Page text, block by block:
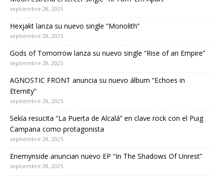
septiembre 28, 2025
Hexjakt lanza su nuevo single “Monolith”
septiembre 28, 2025
Gods of Tomorrow lanza su nuevo single “Rise of an Empire”
septiembre 28, 2025
AGNOSTIC FRONT anuncia su nuevo álbum “Echoes in
Eternity”
septiembre 28, 2025
Sekía resucita “La Puerta de Alcalá” en clave rock con el Puig
Campana como protagonista
septiembre 28, 2025
Enemynside anuncian nuevo EP “In The Shadows Of Unrest”
septiembre 28, 2025